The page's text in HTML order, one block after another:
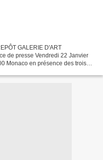
GALERIE D'ART
de presse Vendredi 22 Janvier
Monaco en présence des trois